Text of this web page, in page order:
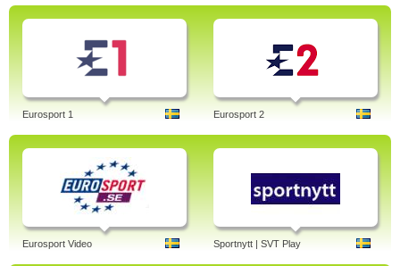
Eurosport 1 Eurosport 2
Eurosport Video Sportnytt | SVT Play